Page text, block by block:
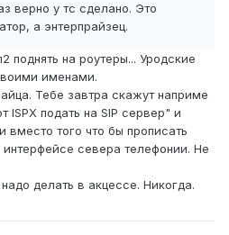
верно у тс сделано. Это
а энтерпрайзец.
поднять на роутеры... Уродские
именами.
Тебе завтра скажут наприме
ISPX подать на SIP сервер" и
того что бы прописать
севера телефонии. Не
делать в акцессе. Никогда.